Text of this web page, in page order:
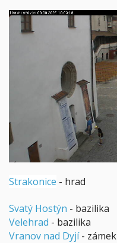
Strakonice - hrad
Svatý Hostýn - bazilika
Velehrad - bazilika
Vranov nad Dyjí- zámek